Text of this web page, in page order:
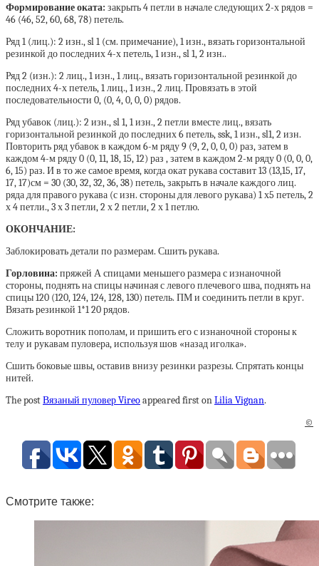
Формирование оката: закрыть 4 петли в начале следующих 2-х рядов =
46 (46, 52, 60, 68, 78) петель.
Ряд 1 (лиц.): 2 изн., sl 1 (см. примечание), 1 изн., вязать горизонтальной
резинкой до последних 4-х петель, 1 изн., sl 1, 2 изн..
Ряд 2 (изн.): 2 лиц., 1 изн., 1 лиц., вязать горизонтальной резинкой до
последних 4-х петель, 1 лиц., 1 изн., 2 лиц. Провязать в этой
последовательности 0, (0, 4, 0, 0, 0) рядов.
Ряд убавок (лиц.): 2 изн., sl 1, 1 изн., 2 петли вместе лиц., вязать
горизонтальной резинкой до последних 6 петель, ssk, 1 изн., sl1, 2 изн.
Повторить ряд убавок в каждом 6-м ряду 9 (9, 2, 0, 0, 0) раз, затем в
каждом 4-м ряду 0 (0, 11, 18, 15, 12) раз , затем в каждом 2-м ряду 0 (0, 0, 0,
6, 15) раз. И в то же самое время, когда окат рукава составит 13 (13,15, 17,
17, 17)см = 30 (30, 32, 32, 36, 38) петель, закрыть в начале каждого лиц.
ряда для правого рукава (с изн. стороны для левого рукава) 1 х5 петель, 2
х 4 петли., 3 х 3 петли, 2 х 2 петли, 2 х 1 петлю.
ОКОНЧАНИЕ:
Заблокировать детали по размерам. Сшить рукава.
Горловина: пряжей А спицами меньшего размера с изнаночной
стороны, поднять на спицы начиная с левого плечевого шва, поднять на
спицы 120 (120, 124, 124, 128, 130) петель. ПМ и соединить петли в круг.
Вязать резинкой 1*1 20 рядов.
Сложить воротник пополам, и пришить его с изнаночной стороны к
телу и рукавам пуловера, используя шов «назад иголка».
Сшить боковые швы, оставив внизу резинки разрезы. Спрятать концы
нитей.
The postВязаный пуловер Vireoappeared first onLilia Vignan.
©
Смотрите также: